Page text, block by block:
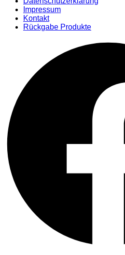
Impressum
Kontakt
Rückgabe Produkte